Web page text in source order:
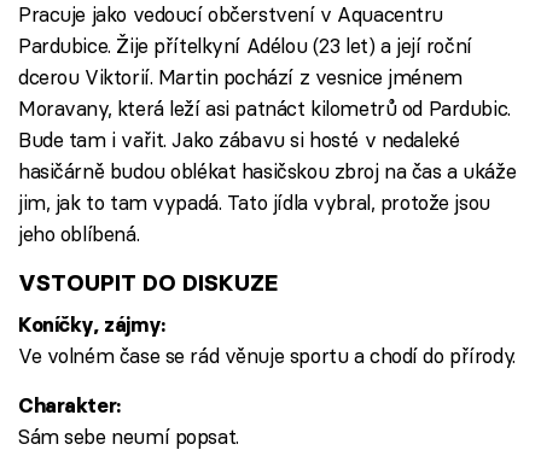
Přihlášení
Pracuje jako vedoucí občerstvení v Aquacentru
Pardubice. Žije přítelkyní Adélou (23 let) a její roční
dcerou Viktorií. Martin pochází z vesnice jménem
Moravany, která leží asi patnáct kilometrů od Pardubic.
Bude tam i vařit. Jako zábavu si hosté v nedaleké
hasičárně budou oblékat hasičskou zbroj na čas a ukáže
jim, jak to tam vypadá. Tato jídla vybral, protože jsou
jeho oblíbená.
VSTOUPIT DO DISKUZE
Koníčky, zájmy:
Ve volném čase se rád věnuje sportu a chodí do přírody.
Charakter:
Sám sebe neumí popsat.